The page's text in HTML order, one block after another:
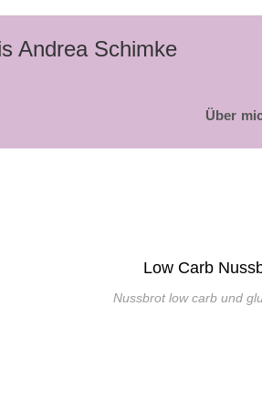
Andrea Schimke
Über
Nussbrot low carb und